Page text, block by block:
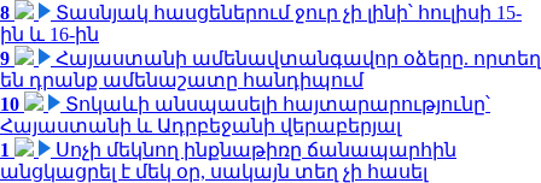
8
Տասնյակ հասցեներում ջուր չի լինի՝ հուլիսի 15-
ին և 16-ին
9
Հայաստանի ամենավտանգավոր օձերը. որտեղ
են դրանք ամենաշատը հանդիպում
10
Տոկաևի անսպասելի հայտարարությունը՝
Հայաստանի և Ադրբեջանի վերաբերյալ
1
Սոչի մեկնող ինքնաթիռը ճանապարհին
անցկացրել է մեկ օր, սակայն տեղ չի հասել